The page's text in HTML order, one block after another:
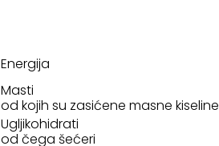
Energija
Masti
od kojih su zasićene masne kiseline
Ugljikohidrati
od čega šećeri